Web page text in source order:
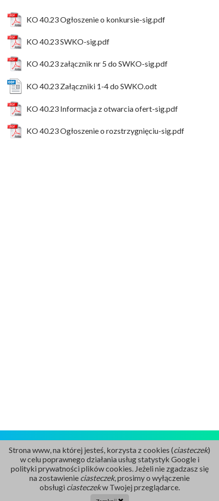
KO 40.23 Ogłoszenie o konkursie-sig.pdf
KO 40.23 SWKO-sig.pdf
KO 40.23 załącznik nr 5 do SWKO-sig.pdf
KO 40.23 Załączniki 1-4 do SWKO.odt
KO 40.23 Informacja z otwarcia ofert-sig.pdf
KO 40.23 Ogłoszenie o rozstrzygnięciu-sig.pdf
Rejestracja
Strona www, na której jesteś, korzysta z cookies (ciasteczek)
w celu poprawnego działania usług statystyk Google i
polityki prywatności plików cookies. Jeżeli nie zgadzasz się
na zostawienie ciasteczek, prosimy o wyłączenie
obsługi ciasteczekw Twojej przeglądarce.